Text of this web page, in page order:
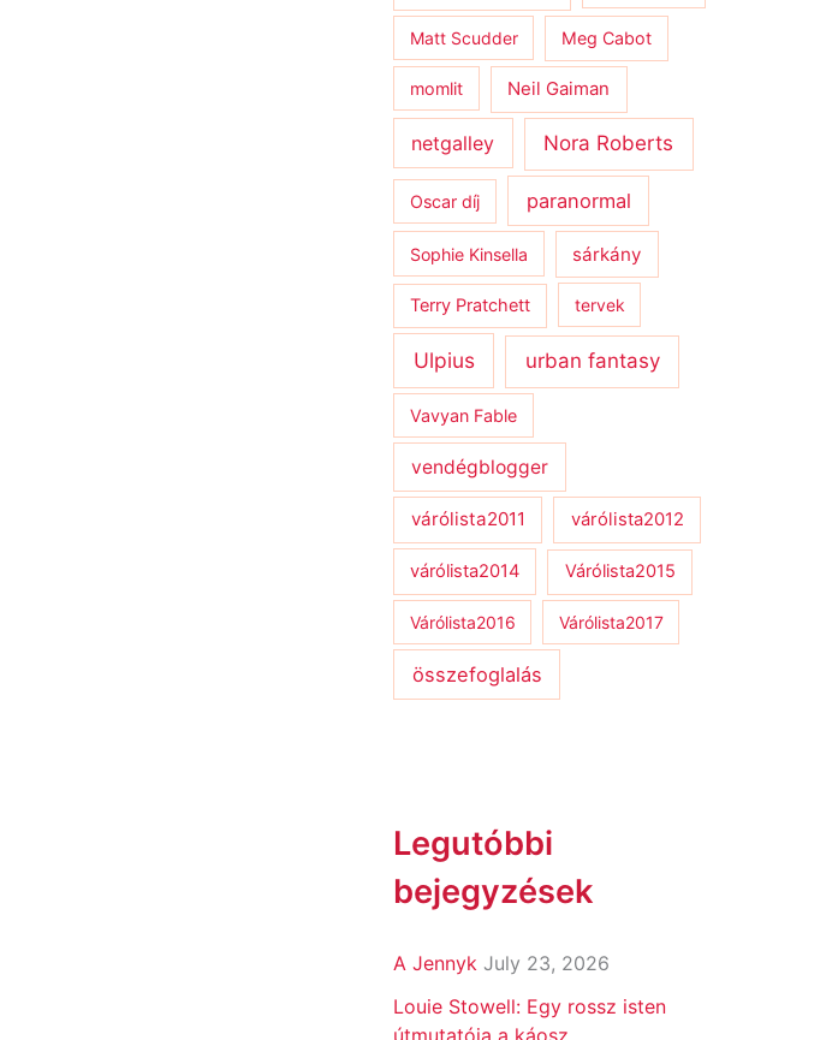
Matt Scudder Meg Cabot
momlit Neil Gaiman
netgalley Nora Roberts
Oscar díj paranormal
Sophie Kinsella sárkány
Terry Pratchett tervek
Ulpius urban fantasy
Vavyan Fable
vendégblogger
várólista2011 várólista2012
várólista2014 Várólista2015
Várólista2016 Várólista2017
összefoglalás
Legutóbbi
bejegyzések
A Jennyk July 23, 2026
Louie Stowell: Egy ​rossz isten